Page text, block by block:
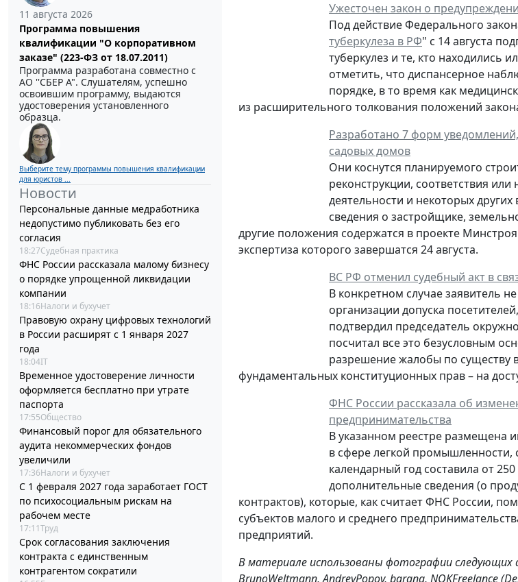
11 августа 2026
Программа повышения
квалификации "О корпоративном
заказе" (223-ФЗ от 18.07.2011)
Программа разработана совместно с
АО ''СБЕР А". Слушателям, успешно
освоившим программу, выдаются
удостоверения установленного
образца.
Выберите тему программы повышения квалификации
для юристов ...
Новости
Персональные данные медработника
недопустимо публиковать без его
согласия
18:27Судебная практика
ФНС России рассказала малому бизнесу
о порядке упрощенной ликвидации
компании
18:16Налоги и бухучет
Правовую охрану цифровых технологий
в России расширят с 1 января 2027
года
18:04IT
Временное удостоверение личности
оформляется бесплатно при утрате
паспорта
17:55Общество
Финансовый порог для обязательного
аудита некоммерческих фондов
увеличили
17:36Налоги и бухучет
С 1 февраля 2027 года заработает ГОСТ
по психосоциальным рискам на
рабочем месте
17:11Труд
Срок согласования заключения
контракта с единственным
контрагентом сократили
Ужесточен закон о
Под действие Федерального
туберкулеза в РФ" с 14 августа
туберкулез и те, кто находились
отметить, что диспансерное
порядке, в то время как
из расширительного толкования положений
Разработано 7 форм
садовых домов
Они коснутся планируемого
реконструкции, соответствия
деятельности и некоторых
сведения о застройщике,
другие положения содержатся в проекте
экспертиза которого завершатся 24 августа.
ВС РФ отменил судебный акт в
В конкретном случае заявитель
организации допуска
подтвердил председатель
посчитал все это безусловным
разрешение жалобы по существу
фундаментальных конституционных прав – на
ФНС России рассказала об
предпринимательства
В указанном реестре размещена
в сфере легкой промышленности,
календарный год составила от
дополнительные сведения (о
контрактов), которые, как считает ФНС России,
субъектов малого и среднего
предприятий.
В материале использованы фотографии следующих
BrunoWeltmann, AndreyPopov, baranq, NOKFreelance